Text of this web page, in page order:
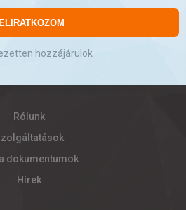
hozzájárulok
Rólunk
dokumentumok
Hírek